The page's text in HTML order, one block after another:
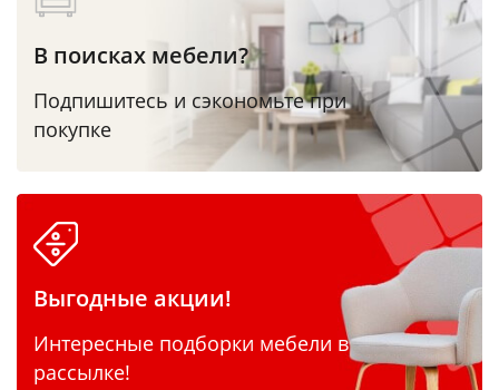
В поисках мебели?
Подпишитесь и сэкономьте при
покупке
Выгодные акции!
Интересные подборки мебели в
рассылке!